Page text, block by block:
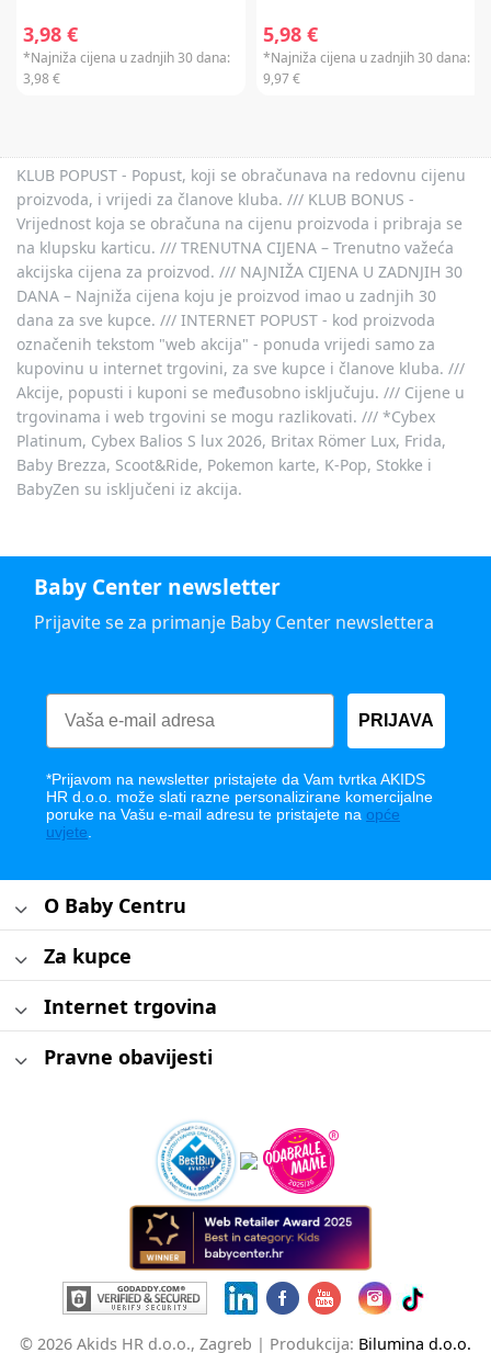
3,98 €
*Najniža cijena u zadnjih 30 dana:
3,98 €
5,98 €
*Najniža cijena u zadnjih 30 dana:
9,97 €
KLUB POPUST - Popust, koji se obračunava na redovnu cijenu
proizvoda, i vrijedi za članove kluba. /// KLUB BONUS -
Vrijednost koja se obračuna na cijenu proizvoda i pribraja se
na klupsku karticu. /// TRENUTNA CIJENA – Trenutno važeća
akcijska cijena za proizvod. /// NAJNIŽA CIJENA U ZADNJIH 30
DANA – Najniža cijena koju je proizvod imao u zadnjih 30
dana za sve kupce. /// INTERNET POPUST - kod proizvoda
označenih tekstom "web akcija" - ponuda vrijedi samo za
kupovinu u internet trgovini, za sve kupce i članove kluba. ///
Akcije, popusti i kuponi se međusobno isključuju. /// Cijene u
trgovinama i web trgovini se mogu razlikovati. /// *Cybex
Platinum, Cybex Balios S lux 2026, Britax Römer Lux, Frida,
Baby Brezza, Scoot&Ride, Pokemon karte, K-Pop, Stokke i
BabyZen su isključeni iz akcija.
Baby Center newsletter
Prijavite se za primanje Baby Center newslettera
PRIJAVA
*Prijavom na newsletter pristajete da Vam tvrtka AKIDS
HR d.o.o. može slati razne personalizirane komercijalne
poruke na Vašu e-mail adresu te pristajete na opće
uvjete
O Baby Centru
Za kupce
Internet trgovina
Pravne obavijesti
© 2026 Akids HR d.o.o., Zagreb | Produkcija: Bilumina d.o.o.